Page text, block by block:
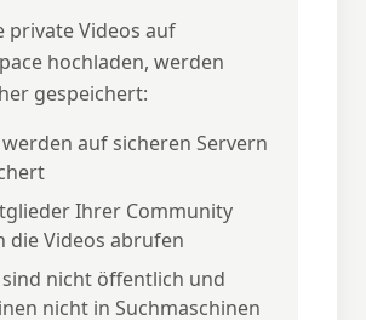
private Videos auf
hochladen, werden
gespeichert:
auf sicheren Servern
Ihrer Community
die Videos abrufen
nicht öffentlich und
nicht in Suchmaschinen